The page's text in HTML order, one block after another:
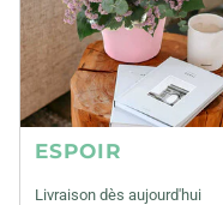
ESPOIR
Livraison dès aujourd'hui